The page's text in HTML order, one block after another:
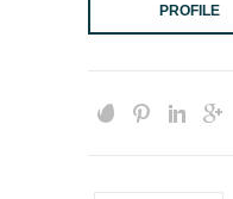
PROFILE